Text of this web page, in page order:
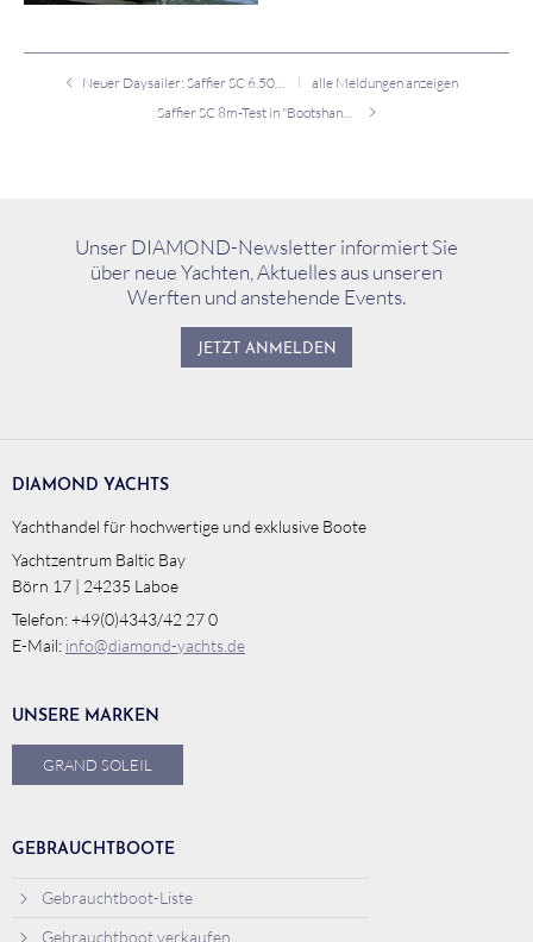
Neuer Daysailer: Saffier SC 6.50 Cruise
alle Meldungen anzeigen
Saffier SC 8m-Test in "Bootshandel"
Unser DIAMOND-Newsletter informiert Sie
über neue Yachten, Aktuelles aus unseren
Werften und anstehende Events.
JETZT ANMELDEN
DIAMOND YACHTS
Yachthandel für hochwertige und exklusive Boote
Yachtzentrum Baltic Bay
Börn 17 | 24235 Laboe
Telefon: +49(0)4343/42 27 0
E-Mail: info@diamond-yachts.de
UNSERE MARKEN
GRAND SOLEIL
GEBRAUCHTBOOTE
Gebrauchtboot-Liste
Gebrauchtboot verkaufen